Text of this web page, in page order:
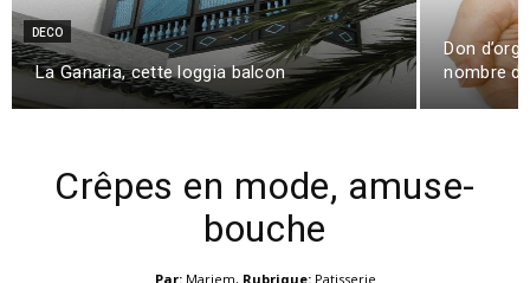
DECO
La Ganaria, cette loggia balcon
Don
nombre
Crêpes en mode, amuse-
bouche
Par: Mariem, Rubrique: Patisserie